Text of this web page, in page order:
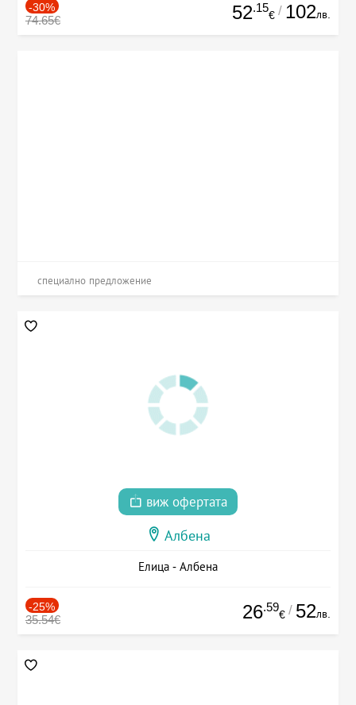
-30%
74.65€ 52.15
€ / 102лв.
специално предложение
виж офертата
Албена
Елица - Албена
-25%
35.54€ 26.59
€ / 52лв.